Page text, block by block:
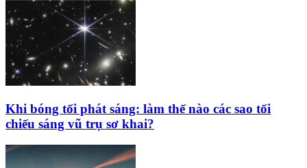
Khi bóng tối phát sáng: làm thế nào các sao tối
chiếu sáng vũ trụ sơ khai?